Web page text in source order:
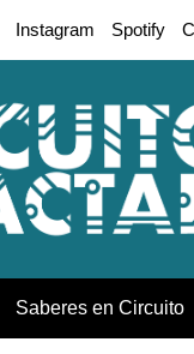
Instagram Spotify
Saberes en Circuito